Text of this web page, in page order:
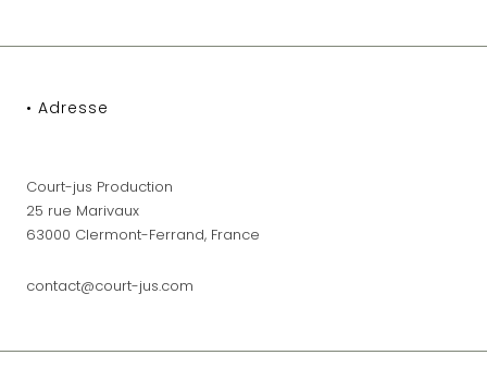
• Adresse
Court-jus Production
25 rue Marivaux
63000 Clermont-Ferrand, France
contact@court-jus.com